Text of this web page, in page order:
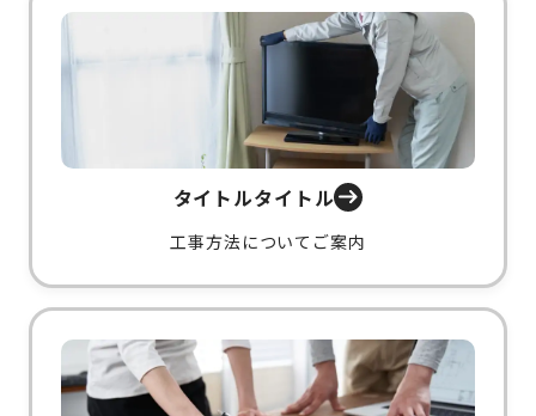
タイトルタイトル
工事方法についてご案内